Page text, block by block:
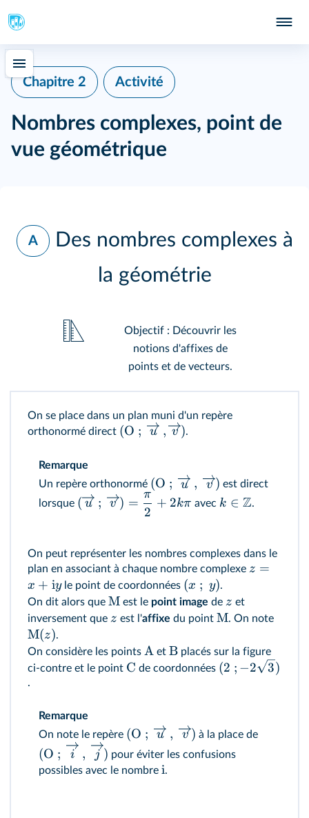
Chapitre 2 Activité
Nombres complexes, point de
vue géométrique
A
Des nombres complexes à
la géométrie
Objectif : Découvrir les
notions d'affixes de
points et de vecteurs.
On se place dans un plan muni d'un repère
orthonormé direct (O ; u , v ).
Remarque
Un repère orthonormé (O ; u , v ) est direct
lorsque ( u ; v ) =
2
π
+ 2kπ avec k ∈ Z.
On peut représenter les nombres complexes dans le
plan en associant à chaque nombre complexe z =
x + iyle point de coordonnées (x ; y).
On dit alors que M est le point image de z et
inversement que z est l'affixe du point M. On note
M(z).
On considère les points A et B placés sur la figure
ci‑contre et le point C de coordonnées (2 ; −2 3)
.
Remarque
On note le repère (O ; u , v ) à la place de
(O ; i , j ) pour éviter les confusions
possibles avec le nombre i.